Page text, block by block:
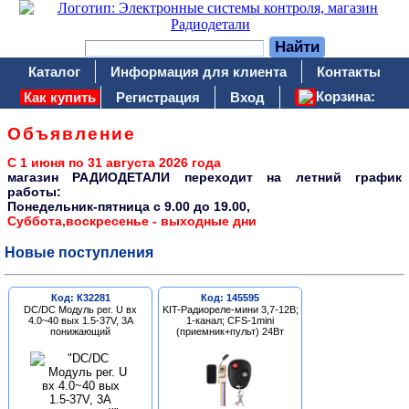
Каталог Информация для клиента
Контакты
Как купить
Регистрация Вход Корзина:
Объявление
С 1 июня по 31 августа 2026 года
магазин РАДИОДЕТАЛИ переходит на летний график
работы:
Понедельник-пятница c 9.00 до 19.00,
Суббота,воскресенье - выходные дни
Новые поступления
Код: К32281
DC/DC Модуль рег. U вх
4.0~40 вых 1.5-37V, 3A
понижающий
Код: 145595
KIT-Радиореле-мини 3,7-12В;
1-канал; CFS-1mini
(приемник+пульт) 24Вт